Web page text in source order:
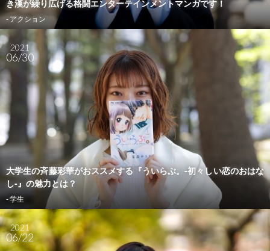
き漢が繰り広げる格闘エンターテインメントマンガです！
- アクション
2021
06/30
大学生の斉藤彩華がおススメする『ういらぶ。‐初々しい恋のおはな
し‐』の魅力とは？
- 学生
2021
06/22